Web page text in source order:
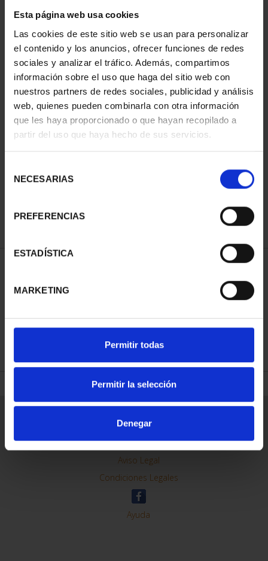
Esta página web usa cookies
Las cookies de este sitio web se usan para personalizar
el contenido y los anuncios, ofrecer funciones de redes
sociales y analizar el tráfico. Además, compartimos
información sobre el uso que haga del sitio web con
nuestros partners de redes sociales, publicidad y análisis
web, quienes pueden combinarla con otra información
que les haya proporcionado o que hayan recopilado a
partir del uso que haya hecho de sus servicios.
NECESARIAS
PREFERENCIAS
ESTADÍSTICA
MARKETING
Permitir todas
Permitir la selección
Denegar
73,00 €
REFINAR
Contacto
Preguntas Frequentes (FAQs)
Aviso Legal
Condiciones Legales
Ayuda